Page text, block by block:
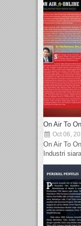
On Air To
Oct 06,
On Air To
Industri